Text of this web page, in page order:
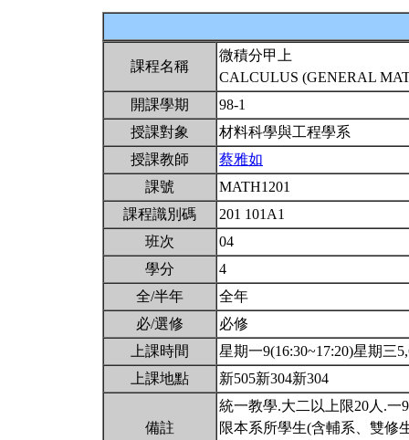
課程名稱
微積分甲上
CALCULUS (GENERAL
開課學期
98-1
授課對象
材料科學與工程學系
授課教師
蔡雅如
課號
MATH1201
課程識別碼
201 101A1
班次
04
學分
4
全/半年
全年
必/選修
必修
上課時間
星期一9(16:30~17:20)星期三
上課地點
新505新304新304
備註
統一教學.大二以上限20人.一
限本系所學生(含輔系、雙修